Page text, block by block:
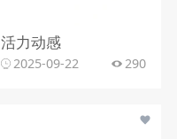
活力动感
2025-09-22 290